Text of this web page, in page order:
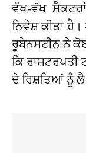
ਵੱਖ-ਵੱਖ
ਨਿਵੇਸ਼ ਕੀਤਾ
ਰੂਬੇਨਸਟੀਨ ਨੇ
ਕਿ ਰਾਸ਼ਟਰਪਤੀ
ਦੇ ਰਿਸ਼ਤਿਆਂ ਨੂੰ